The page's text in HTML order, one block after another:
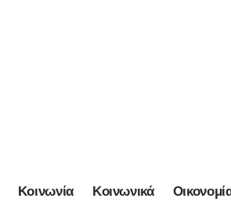
Κοινωνία Κοινωνικά